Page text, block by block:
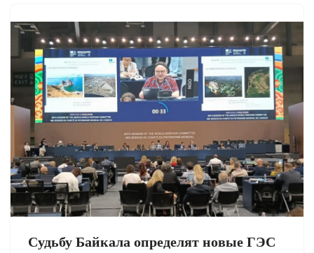
Судьбу Байкала определят новые ГЭС